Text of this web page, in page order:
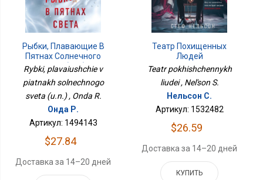
Рыбки, Плавающие В
Пятнах Солнечного
Света (у.н.)
Rybki, plavaiushchie v
piatnakh solnechnogo
sveta (u.n.) , Onda R.
Онда Р.
Артикул: 1494143
$27.84
Доставка за 14–20 дней
Театр Похищенных
Людей
Teatr pokhishchennykh
liudei , Nel'son S.
Нельсон С.
Артикул: 1532482
$26.59
Доставка за 14–20 дней
КУПИТЬ